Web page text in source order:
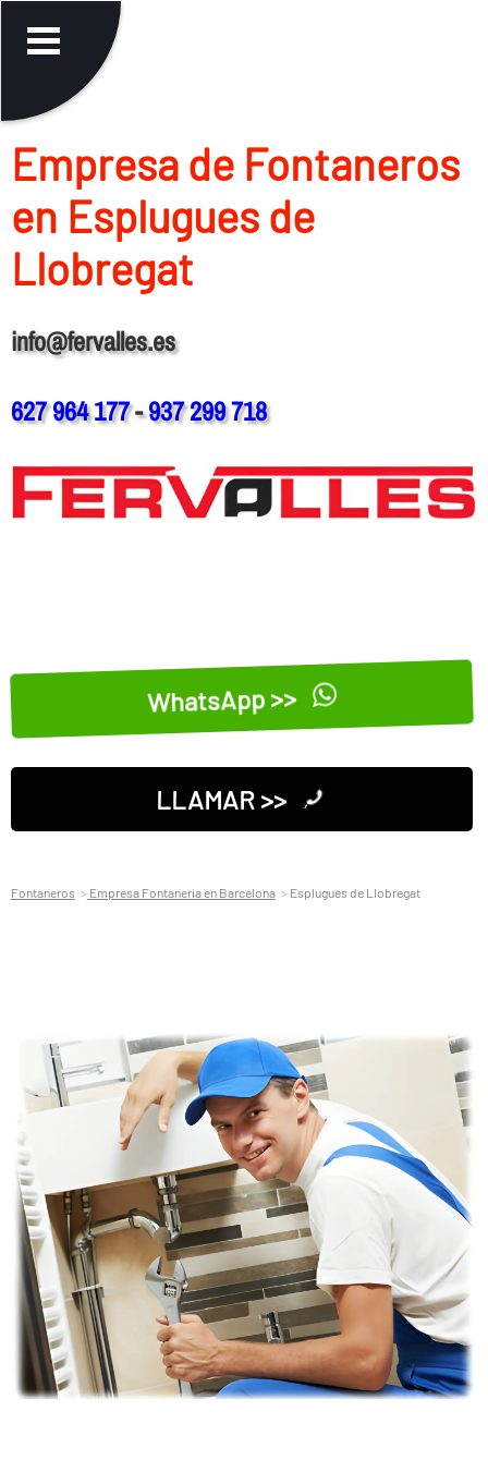
Empresa de Fontaneros
en Esplugues de
Llobregat
info@fervalles.es
627 964 177-937 299 718
WhatsApp >>
LLAMAR >>
Fontaneros Empresa Fontaneria en Barcelona Esplugues de Llobregat